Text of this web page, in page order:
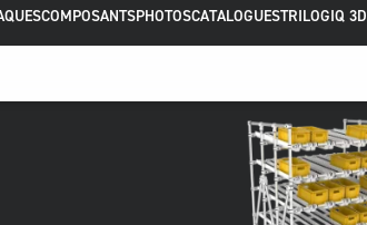
COMPOSANTSPHOTOSCATALOGUESTRILOGIQ 3D